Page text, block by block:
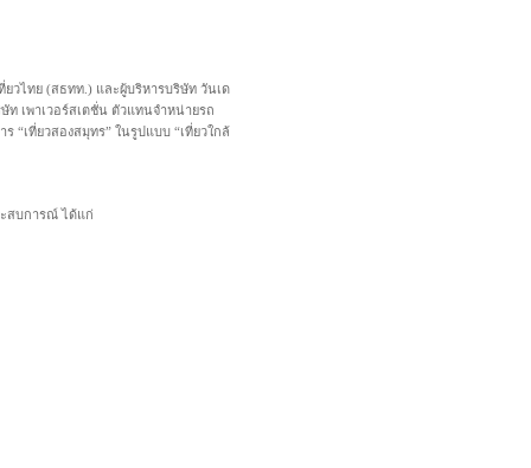
วไทย (สธทท.) และผู้บริหารบริษัท วันเด
เพาเวอร์สเตชั่น ตัวแทนจำหน่ายรถ
“เที่ยวสองสมุทร” ในรูปแบบ “เที่ยวใกล้
ะสบการณ์ ได้แก่